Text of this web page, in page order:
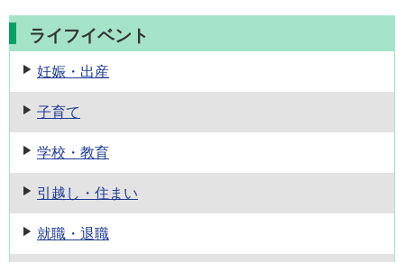
ライフイベント
妊娠・出産
子育て
学校・教育
引越し・住まい
就職・退職